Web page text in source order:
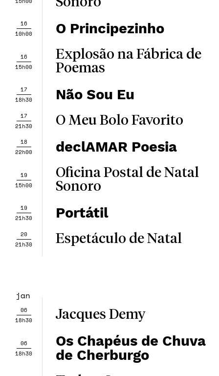
16
10h00
O Principezinho
16
15h00
Explosão na Fábrica de
Poemas
17
18h30
Não Sou Eu
17
21h30
O Meu Bolo Favorito
18
22h00
declAMAR Poesia
19
15h00
Oficina Postal de Natal
Sonoro
19
21h30
Portátil
20
21h30
Espetáculo de Natal
jan
06
18h30
Jacques Demy
06
18h30
Os Chapéus de Chuva
de Cherburgo